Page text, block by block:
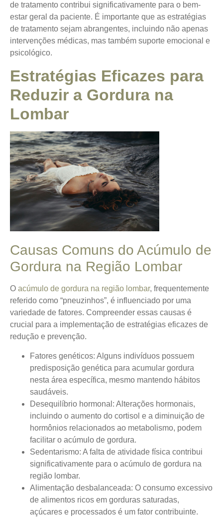
de tratamento contribui significativamente para o bem-
estar geral da paciente. É importante que as estratégias
de tratamento sejam abrangentes, incluindo não apenas
intervenções médicas, mas também suporte emocional e
psicológico.
Estratégias Eficazes para
Reduzir a Gordura na
Lombar
Causas Comuns do Acúmulo de
Gordura na Região Lombar
O acúmulo de gordura na região lombar, frequentemente
referido como “pneuzinhos”, é influenciado por uma
variedade de fatores. Compreender essas causas é
crucial para a implementação de estratégias eficazes de
redução e prevenção.
Fatores genéticos: Alguns indivíduos possuem
predisposição genética para acumular gordura
nesta área específica, mesmo mantendo hábitos
saudáveis.
Desequilíbrio hormonal : Alterações hormonais,
incluindo o aumento do cortisol e a diminuição de
hormônios relacionados ao metabolismo, podem
facilitar o acúmulo de gordura.
Sedentarismo: A falta de atividade física contribui
significativamente para o acúmulo de gordura na
região lombar.
Alimentação desbalanceada: O consumo excessivo
de alimentos ricos em gorduras saturadas,
açúcares e processados é um fator contribuinte.